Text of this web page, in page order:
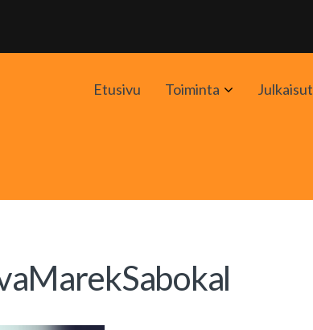
Etusivu Toiminta AvaaJulkaisut